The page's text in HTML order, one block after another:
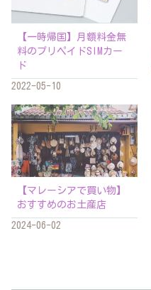
【一時帰国】月額料金無
料のプリペイドSIMカー
ド
2022-05-10
【マレーシアで買い物】
おすすめのお土産店
2024-06-02